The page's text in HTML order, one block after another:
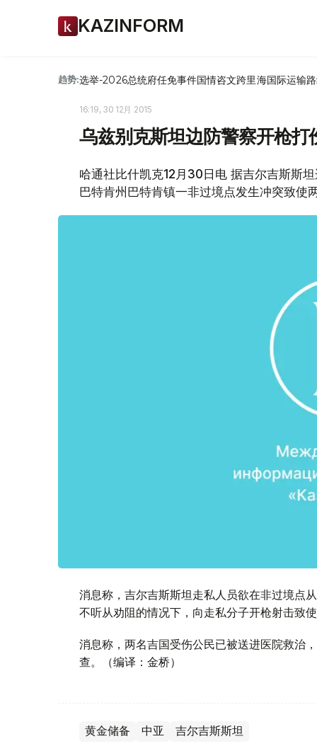
KAZINFORM
趋势:选举-2026总统府任免事件国情咨文跨里海国际运输
16:19, 30 12月 2015
乌兹别克斯坦边防警察开枪
哈通社比什凯克12月30日电 据吉尔吉斯斯
巴特肯州巴特肯镇一非过境点发生冲突致使
消息称，吉尔吉斯斯坦走私人员欲在非过境点
不听从劝阻的情况下，向走私分子开枪射击致使
消息称，两名吉国受伤公民已被送进医院救治
查。（编译：金桥）
黄金储备 中亚 吉尔吉斯斯坦